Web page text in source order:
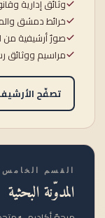
وثائق إدارية
خرائط دمشق
صورٌ أرشيفية من
مراسيم ووثائق
تصفّح
القسم الخامس
المدوّنة البحثية